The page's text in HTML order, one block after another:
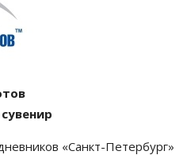
«Санкт-Петербург»